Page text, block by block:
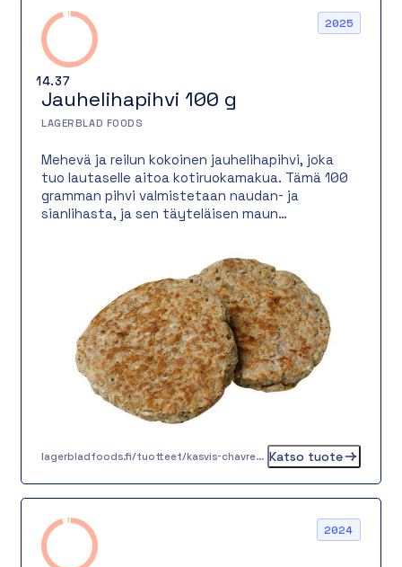
14.37
2025
Jauhelihapihvi 100 g
LAGERBLAD FOODS
Mehevä ja reilun kokoinen jauhelihapihvi, joka
tuo lautaselle aitoa kotiruokamakua. Tämä 100
gramman pihvi valmistetaan naudan- ja
sianlihasta, ja sen täyteläisen maun
mehevä ja napakka, ja se sopii monipuolisesti
erilaisiin annoksiin – perinteiseen kotiruokaan,
lounaslinjastoon tai burgerin väliin.
lagerbladfoods.fi/tuotteet/kasvis-chavrepyorykka-20-g-2-2-2 Katso tuote
2024